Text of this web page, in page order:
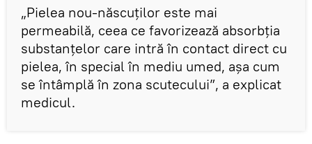
„Pielea nou-născuţilor este mai
permeabilă, ceea ce favorizează absorbţia
substanţelor care intră în contact direct cu
pielea, în special în mediu umed, aşa cum
se întâmplă în zona scutecului”, a explicat
medicul.